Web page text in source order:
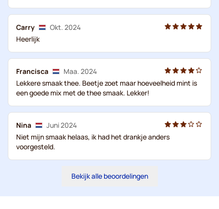
Carry
Okt. 2024
Heerlijk
Francisca
Maa. 2024
Lekkere smaak thee. Beetje zoet maar hoeveelheid mint is
een goede mix met de thee smaak. Lekker!
Nina
Juni 2024
Niet mijn smaak helaas, ik had het drankje anders
voorgesteld.
Bekijk alle beoordelingen